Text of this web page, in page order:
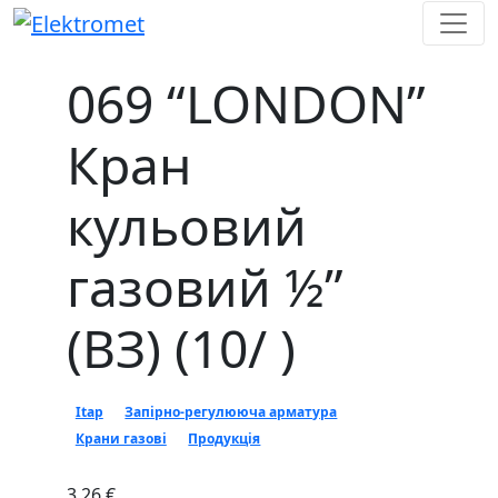
Skip
069 “LONDON”
Кран
кульовий
газовий ½ʺ
(ВЗ) (10/ )
Itap
Запірно-регулююча арматура
Крани газові
Продукція